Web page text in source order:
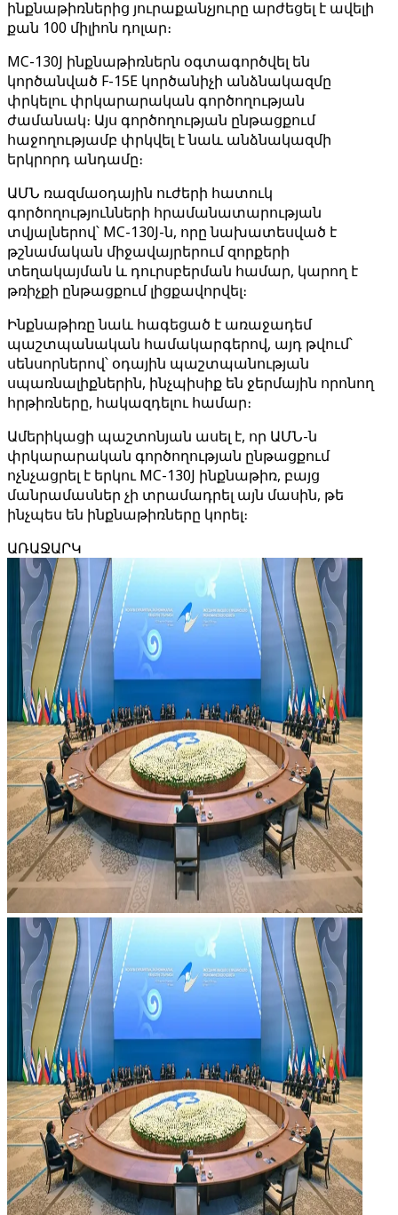
ինքնաթիռներից յուրաքանչյուրը արժեցել է ավելի
քան 100 միլիոն դոլար։
MC-130J ինքնաթիռներն օգտագործվել են
կործանված F-15E կործանիչի անձնակազմը
փրկելու փրկարարական գործողության
ժամանակ։ Այս գործողության ընթացքում
հաջողությամբ փրկվել է նաև անձնակազմի
երկրորդ անդամը։
ԱՄՆ ռազմաօդային ուժերի հատուկ
գործողությունների հրամանատարության
տվյալներով՝ MC-130J-ն, որը նախատեսված է
թշնամական միջավայրերում զորքերի
տեղակայման և դուրսբերման համար, կարող է
թռիչքի ընթացքում լիցքավորվել։
Ինքնաթիռը նաև հագեցած է առաջադեմ
պաշտպանական համակարգերով, այդ թվում՝
սենսորներով՝ օդային պաշտպանության
սպառնալիքներին, ինչպիսիք են ջերմային որոնող
հրթիռները, հակազդելու համար։
Ամերիկացի պաշտոնյան ասել է, որ ԱՄՆ-ն
փրկարարական գործողության ընթացքում
ոչնչացրել է երկու MC-130J ինքնաթիռ, բայց
մանրամասներ չի տրամադրել այն մասին, թե
ինչպես են ինքնաթիռները կորել։
ԱՌԱՋԱՐԿ